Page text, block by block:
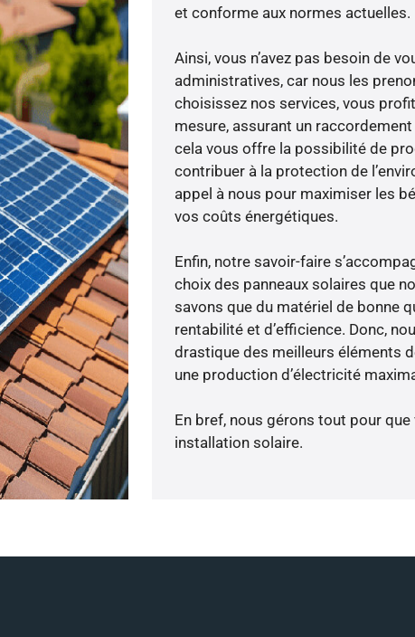
et conforme aux normes actuelles.
Ainsi, vous n’avez pas besoin de
administratives, car nous les
choisissez nos services, vous
mesure, assurant un
cela vous offre la possibilité de
contribuer à la protection de
appel à nous pour maximiser les
vos coûts énergétiques.
Enfin, notre savoir-faire
choix des panneaux solaires que
savons que du matériel de bonne
rentabilité et d’efficience. Donc,
drastique des meilleurs éléments
une production d’électricité
En bref, nous gérons tout pour
installation solaire.